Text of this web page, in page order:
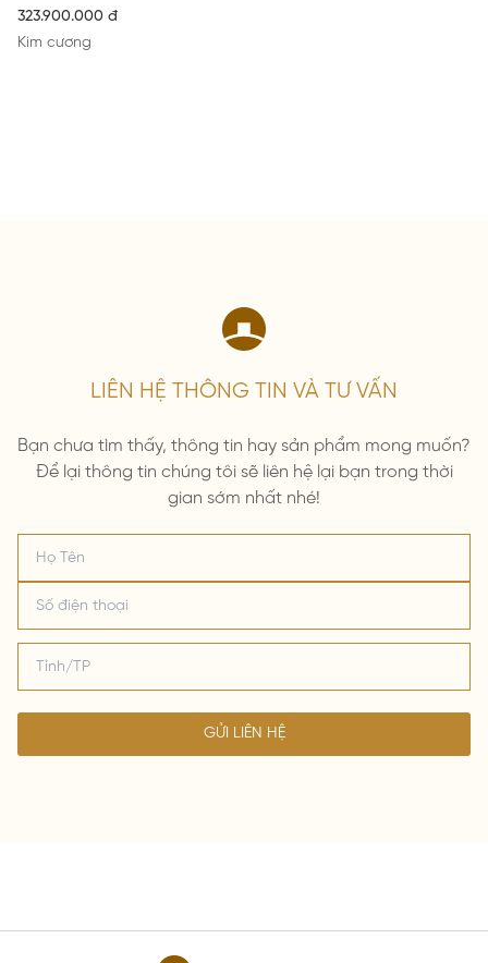
323.900.000 đ
Kim cương
LIÊN HỆ THÔNG TIN VÀ TƯ VẤN
Bạn chưa tìm thấy, thông tin hay sản phẩm mong muốn?
Để lại thông tin chúng tôi sẽ liên hệ lại bạn trong thời
gian sớm nhất nhé!
GỬI LIÊN HỆ